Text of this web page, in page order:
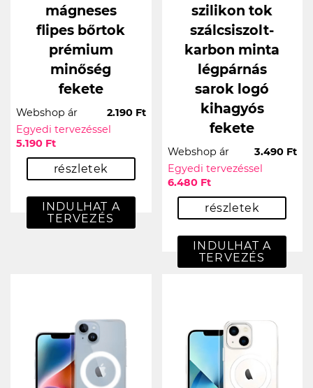
mágneses
flipes bőrtok
prémium
minőség
fekete
Webshop ár
2.190 Ft
Egyedi tervezéssel
5.190 Ft
részletek
INDULHAT A
TERVEZÉS
szilikon tok
szálcsiszolt-
karbon minta
légpárnás
sarok logó
kihagyós
fekete
Webshop ár
3.490 Ft
Egyedi tervezéssel
6.480 Ft
részletek
INDULHAT A
TERVEZÉS